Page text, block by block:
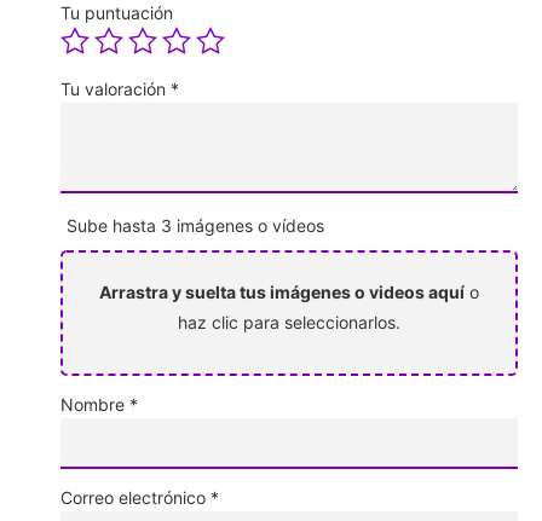
Tu puntuación
Tu valoración *
Sube hasta 3 imágenes o vídeos
Arrastra y suelta tus imágenes o videos aquí o
haz clic para seleccionarlos.
Nombre *
Correo electrónico *